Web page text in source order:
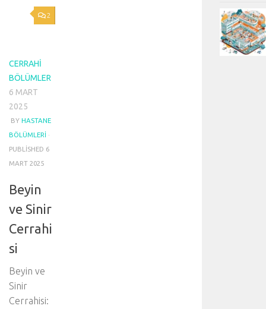
2
CERRAHI
BÖLÜMLER
6 MART
2025
BY HASTANE
BÖLÜMLERI ·
PUBLISHED 6
MART 2025
Beyin
ve Sinir
Cerrahi
si
Beyin ve
Sinir
Cerrahisi: